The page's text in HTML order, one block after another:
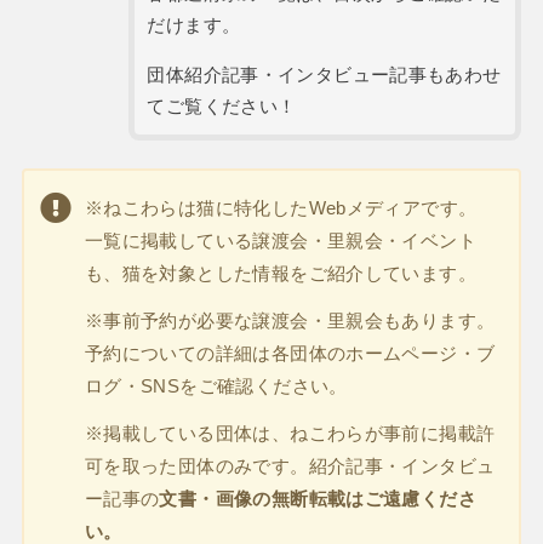
だけます。
団体紹介記事・インタビュー記事もあわせ
てご覧ください！
※ねこわらは猫に特化したWebメディアです。
一覧に掲載している譲渡会・里親会・イベント
も、猫を対象とした情報をご紹介しています。
※事前予約が必要な譲渡会・里親会もあります。
予約についての詳細は各団体のホームページ・ブ
ログ・SNSをご確認ください。
※掲載している団体は、ねこわらが事前に掲載許
可を取った団体のみです。紹介記事・インタビュ
ー記事の文書・画像の無断転載はご遠慮くださ
い。